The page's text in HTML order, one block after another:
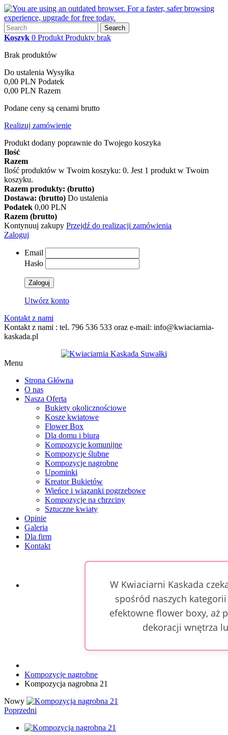
Search
Koszyk 0 Produkt Produkty brak
Brak produktów
Do ustalenia Wysyłka
0,00 PLN Podatek
0,00 PLN Razem
Podane ceny są cenami brutto
Realizuj zamówienie
Produkt dodany poprawnie do Twojego koszyka
Ilość
Razem
Ilość produktów w Twoim koszyku: 0. Jest 1 produkt w Twoim
koszyku.
Razem produkty: (brutto)
Dostawa: (brutto) Do ustalenia
Podatek 0,00 PLN
Razem (brutto)
Kontynuuj zakupy Przejdź do realizacji zamówienia
Zaloguj
Email
Hasło
Zaloguj
Utwórz konto
Kontakt z nami
Kontakt z nami : tel. 796 536 533 oraz e-mail: info@kwiaciarnia-
kaskada.pl
Menu
Strona Główna
O nas
Nasza Oferta
Bukiety okolicznościowe
Kosze kwiatowe
Flower Box
Dla domu i biura
Kompozycje komunijne
Kompozycje ślubne
Kompozycje nagrobne
Upominki
Kreator Bukietów
Wieńce i wiązanki pogrzebowe
Kompozycje na chrzciny
Sztuczne kwiaty
Opinie
Galeria
Dla firm
Kontakt
W Kwiaciarni Kaskada
spośród naszych
efektowne flower boxy, aż
dekoracji wnętrza
Kompozycje nagrobne
Kompozycja nagrobna 21
Nowy
Poprzedni